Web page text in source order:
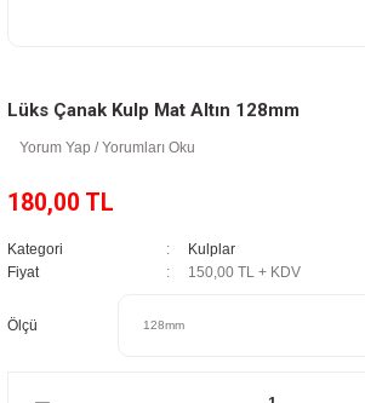
Lüks Çanak Kulp Mat Altın 128mm
Yorum Yap / Yorumları Oku
180,00 TL
Kategori
Kulplar
Fiyat
150,00 TL + KDV
Ölçü